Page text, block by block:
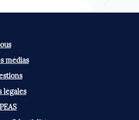
médias
légales